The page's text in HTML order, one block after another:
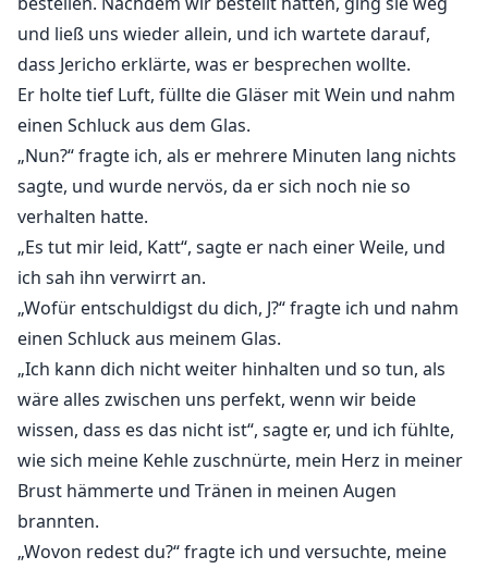
und ließ uns wieder allein, und ich wartete darauf,
dass Jericho erklärte, was er besprechen wollte.
Er holte tief Luft, füllte die Gläser mit Wein und nahm
einen Schluck aus dem Glas.
„Nun?“ fragte ich, als er mehrere Minuten lang nichts
sagte, und wurde nervös, da er sich noch nie so
verhalten hatte.
„Es tut mir leid, Katt“, sagte er nach einer Weile, und
ich sah ihn verwirrt an.
„Wofür entschuldigst du dich, J?“ fragte ich und nahm
einen Schluck aus meinem Glas.
„Ich kann dich nicht weiter hinhalten und so tun, als
wäre alles zwischen uns perfekt, wenn wir beide
wissen, dass es das nicht ist“, sagte er, und ich fühlte,
wie sich meine Kehle zuschnürte, mein Herz in meiner
Brust hämmerte und Tränen in meinen Augen
brannten.
„Wovon redest du?“ fragte ich und versuchte, meine